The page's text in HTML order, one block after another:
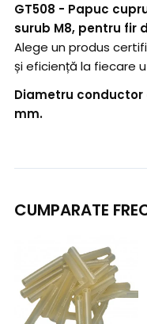
GT508 - Papuc
surub M8, pentru fir
Alege un produs
și eficiență la fiecare
Diametru
mm.
CUMPARATE